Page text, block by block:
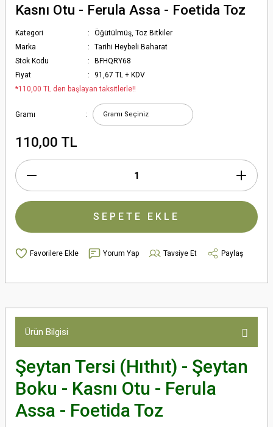
Kasnı Otu - Ferula Assa - Foetida Toz
Kategori
Öğütülmüş, Toz Bitkiler
Marka
Tarihi Heybeli Baharat
Stok Kodu
BFHQRY68
Fiyat
91,67 TL + KDV
*110,00 TL den başlayan taksitlerle!!
Gramı
110,00 TL
SEPETE EKLE
Yorum Yap Tavsiye Et Paylaş
Ürün Bilgisi
Şeytan Tersi (Hıthıt) - Şeytan
Boku - Kasnı Otu - Ferula
Assa - Foetida Toz